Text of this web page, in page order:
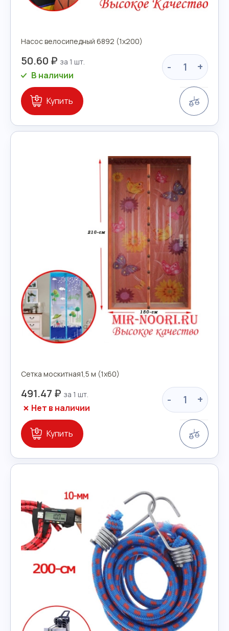
Насос велосипедный 6892 (1х200)
50.60 ₽ - +
В наличии
Купить
Сетка москитная1,5 м (1х60)
491.47 ₽ - +
Нет в наличии
Купить